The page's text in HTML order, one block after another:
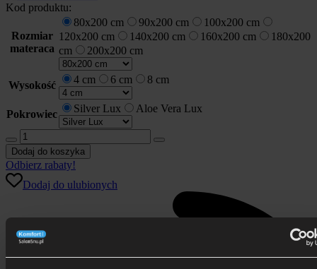
Kod produktu:
Rozmiar
materaca
80x200 cm 90x200 cm
100x200 cm
120x200 cm
140x200 cm 160x200 cm
180x200
cm
200x200 cm
Wysokość 4 cm 6 cm 8 cm
Pokrowiec Silver Lux Aloe Vera Lux
ilość
Nakładka
na
materac
termoelastyczna
V
Dodaj do koszyka
Odbierz rabaty!
Dodaj do ulubionych